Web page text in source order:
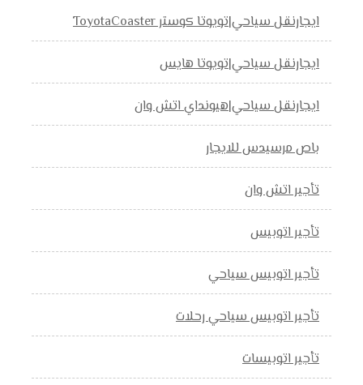
ايجارنقل سياحي|تويوتا كوستر ToyotaCoaster
ايجارنقل سياحي|تويوتا هايس
ايجارنقل سياحي|هيونداي اتش وان
باص مرسيدس للايجار
تأجير اتش وان
تأجير اتوبيس
تأجير اتوبيس سياحي
تأجير اتوبيس سياحي رحلات
تأجير اتوبيسات